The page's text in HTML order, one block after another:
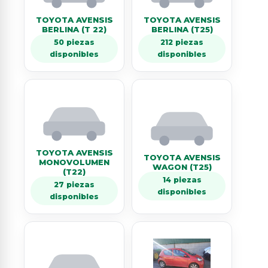
TOYOTA AVENSIS
BERLINA (T 22)
50 piezas
disponibles
TOYOTA AVENSIS
BERLINA (T25)
212 piezas
disponibles
TOYOTA AVENSIS
MONOVOLUMEN
(T22)
27 piezas
disponibles
TOYOTA AVENSIS
WAGON (T25)
14 piezas
disponibles